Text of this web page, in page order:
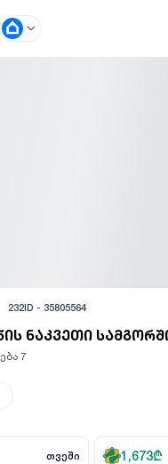
232ID - 35805564
ნაკვეთი
7
თვეში 1,673₾